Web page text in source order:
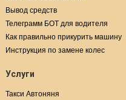
Вывод средств
Телеграмм БОТ для водителя
Как правильно прикурить машину
Инструкция по замене колес
Услуги
Такси Автоняня